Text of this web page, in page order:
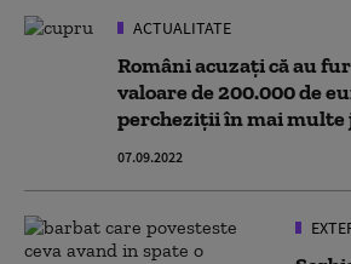
ACTUALITATE
Români acuzați că au
valoare de 200.000 de
percheziţii în mai multe
07.09.2022